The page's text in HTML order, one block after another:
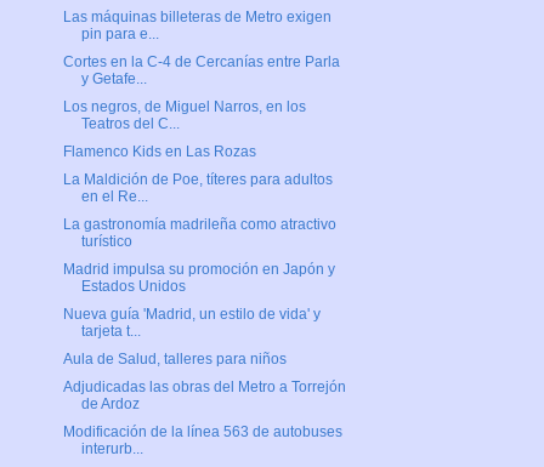
Las máquinas billeteras de Metro exigen
pin para e...
Cortes en la C-4 de Cercanías entre Parla
y Getafe...
Los negros, de Miguel Narros, en los
Teatros del C...
Flamenco Kids en Las Rozas
La Maldición de Poe, títeres para adultos
en el Re...
La gastronomía madrileña como atractivo
turístico
Madrid impulsa su promoción en Japón y
Estados Unidos
Nueva guía 'Madrid, un estilo de vida' y
tarjeta t...
Aula de Salud, talleres para niños
Adjudicadas las obras del Metro a Torrejón
de Ardoz
Modificación de la línea 563 de autobuses
interurb...